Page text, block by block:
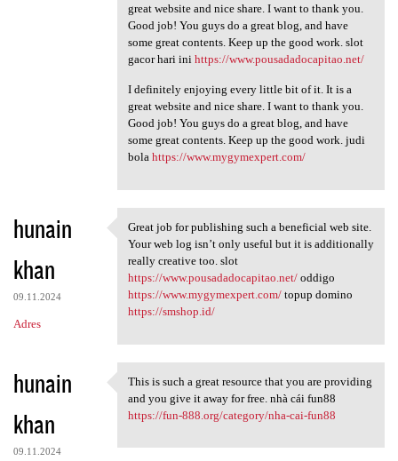
great website and nice share. I want to thank you.
Good job! You guys do a great blog, and have
some great contents. Keep up the good work. slot
gacor hari ini https://www.pousadadocapitao.net/
I definitely enjoying every little bit of it. It is a
great website and nice share. I want to thank you.
Good job! You guys do a great blog, and have
some great contents. Keep up the good work. judi
bola https://www.mygymexpert.com/
hunain
khan
09.11.2024
Adres
Great job for publishing such
Great job for publishing such a beneficial web site.
Your web log isn’t only useful but it is additionally
really creative too. slot
https://www.pousadadocapitao.net/oddigo
https://www.mygymexpert.com/topup domino
https://smshop.id/
hunain
khan
09.11.2024
This is such a great resource
This is such a great resource that you are providing
and you give it away for free. nhà cái fun88
https://fun-888.org/category/nha-cai-fun88